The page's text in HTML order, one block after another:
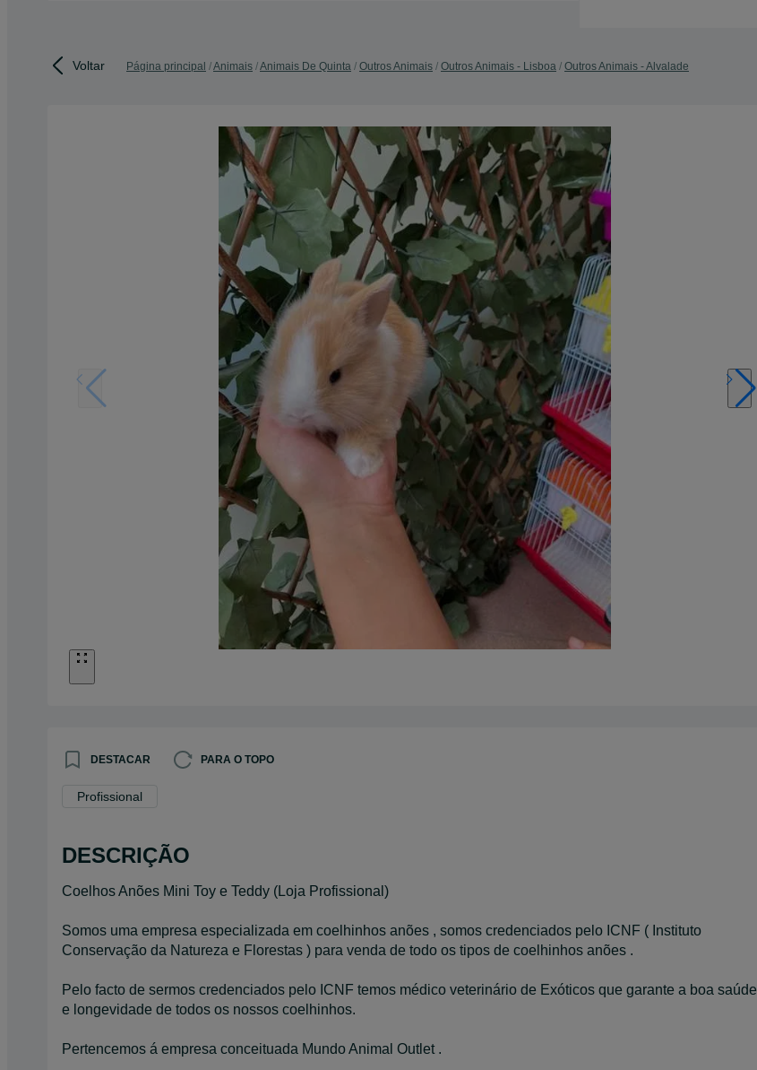
Voltar Página principal Animais Animais De Quinta Outros Animais Outros Animais - Lisboa Outros Animais - Alvalade
DESTACAR PARA O TOPO
Profissional
DESCRIÇÃO
Coelhos Anões Mini Toy e Teddy (Loja Profissional)
Somos uma empresa especializada em coelhinhos anões , somos credenciados pelo ICNF ( Instituto
Conservação da Natureza e Florestas ) para venda de todo os tipos de coelhinhos anões .
Pelo facto de sermos credenciados pelo ICNF temos médico veterinário de Exóticos que garante a boa saúde
e longevidade de todos os nossos coelhinhos.
Pertencemos á empresa conceituada Mundo Animal Outlet .